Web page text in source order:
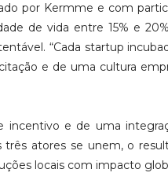
por Kermme e com
de vida entre 15% e
“Cada startup
e de uma cultura
incentivo e de uma
três atores se unem, o
locais com impacto